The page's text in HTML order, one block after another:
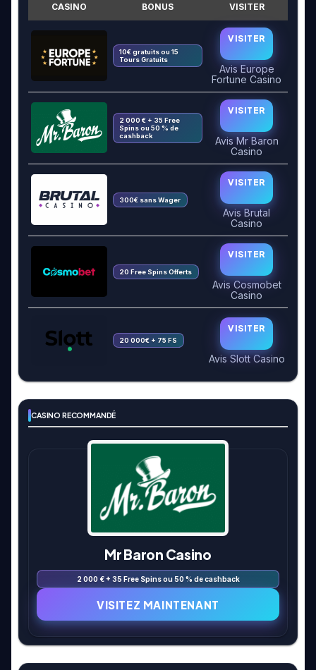
CASINO BONUS VISITER
10€ gratuits ou 15
Tours Gratuits
VISITER
Avis Europe
Fortune Casino
2 000 € + 35 Free
Spins ou 50 % de
cashback
VISITER
Avis Mr Baron
Casino
300€ sans Wager
VISITER
Avis Brutal
Casino
20 Free Spins Offerts
VISITER
Avis Cosmobet
Casino
20 000€ + 75 FS
VISITER
Avis Slott Casino
CASINO RECOMMANDÉ
Mr Baron Casino
2 000 € + 35 Free Spins ou 50 % de cashback
VISITEZ MAINTENANT